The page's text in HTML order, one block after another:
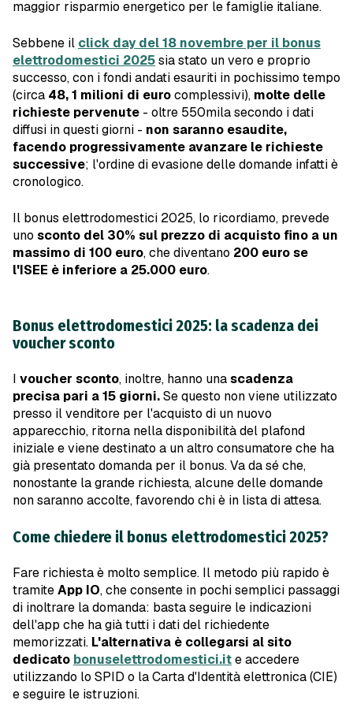
maggior risparmio energetico per le famiglie italiane.
Sebbene il click day del 18 novembre per il bonus
elettrodomestici 2025sia stato un vero e proprio
successo, con i fondi andati esauriti in pochissimo tempo
(circa 48, 1 milioni di eurocomplessivi), molte delle
richieste pervenute - oltre 550mila secondo i dati
diffusi in questi giorni - non saranno esaudite,
facendo progressivamente avanzare le richieste
successive; l'ordine di evasione delle domande infatti è
cronologico.
Il bonus elettrodomestici 2025, lo ricordiamo, prevede
uno sconto del 30% sul prezzo di acquisto fino a un
massimo di 100 euro, che diventano 200 eurose
l'ISEE è inferiore a 25.000 euro.
Bonus elettrodomestici 2025: la scadenza dei
voucher sconto
I voucher sconto, inoltre, hanno unascadenza
precisa pari a15 giorni.Se questo non viene utilizzato
presso il venditore per l'acquisto di un nuovo
apparecchio, ritorna nella disponibilità del plafond
iniziale e viene destinato a un altro consumatore che ha
già presentato domanda per il bonus. Va da sé che,
nonostante la grande richiesta, alcune delle domande
non saranno accolte, favorendo chi è in lista di attesa.
Come chiedere il bonus elettrodomestici 2025?
Fare richiesta è molto semplice. Il metodo più rapido è
tramiteApp IO, che consente in pochi semplici passaggi
di inoltrare la domanda: basta seguire le indicazioni
dell'app che ha già tutti i dati del richiedente
memorizzati. L'alternativa è collegarsi al sito
dedicato bonuselettrodomestici.ite accedere
utilizzando lo SPID o la Carta d'Identità elettronica (CIE)
e seguire le istruzioni.